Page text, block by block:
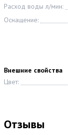
Расход воды л/мин:
Оснащение:
Внешние свойства
Цвет:
Отзывы